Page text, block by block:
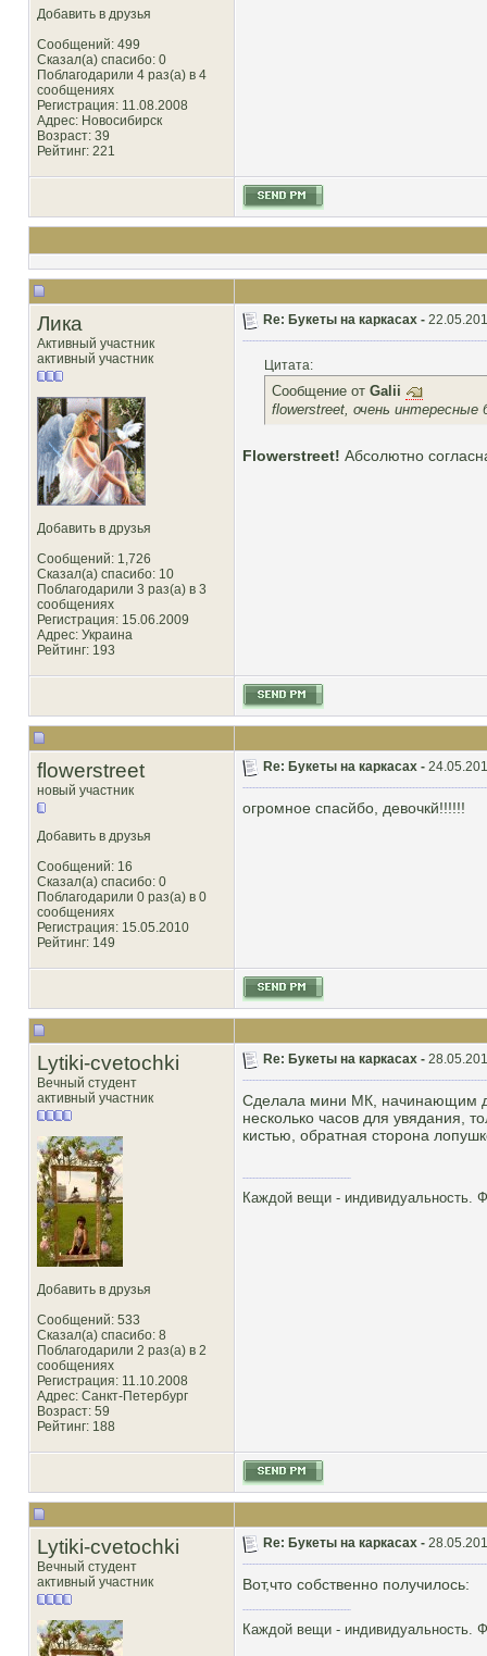
Добавить в друзья
Сообщений: 499
Сказал(а) спасибо: 0
Поблагодарили 4 раз(а) в 4
сообщениях
Регистрация: 11.08.2008
Адрес: Новосибирск
Возраст: 39
Рейтинг: 221
Лика
Активный участник
активный участник
Добавить в друзья
Сообщений: 1,726
Сказал(а) спасибо: 10
Поблагодарили 3 раз(а) в 3
сообщениях
Регистрация: 15.06.2009
Адрес: Украина
Рейтинг: 193
Re: Букеты на каркасах -
Цитата:
Сообщение от Galii
flowerstreet, очень интересные
Flowerstreet! Абсолютно
flowerstreet
новый участник
Добавить в друзья
Сообщений: 16
Сказал(а) спасибо: 0
Поблагодарили 0 раз(а) в 0
сообщениях
Регистрация: 15.05.2010
Рейтинг: 149
Re: Букеты на каркасах -
огромное спасйбо, девочкй!!!!!!
Lytiki-cvetochki
Вечный студент
активный участник
Добавить в друзья
Сообщений: 533
Сказал(а) спасибо: 8
Поблагодарили 2 раз(а) в 2
сообщениях
Регистрация: 11.10.2008
Адрес: Санкт-Петербург
Возраст: 59
Рейтинг: 188
Re: Букеты на каркасах -
Сделала мини МК, начинающим
несколько часов для увядания,
кистью, обратная сторона
Каждой вещи - индивидуальность.
Lytiki-cvetochki
Вечный студент
активный участник
Re: Букеты на каркасах -
Вот,что собственно получилось:
Каждой вещи - индивидуальность.